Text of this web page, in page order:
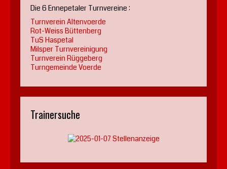
Die 6 Ennepetaler Turnvereine :
Turnverein Altenvoerde
Rot-Weiss Büttenberg
TuS Haspetal
Milsper Turnvereinigung
Turnverein Rüggeberg
Turngemeinde Voerde
Trainersuche